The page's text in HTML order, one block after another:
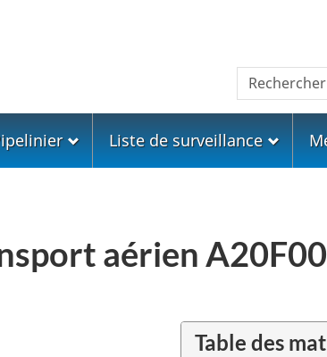
Rechercher
Liste de surveillance
aérien
Table des